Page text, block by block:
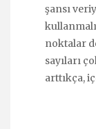
şansı
noktalar
sayıları
arttıkça,